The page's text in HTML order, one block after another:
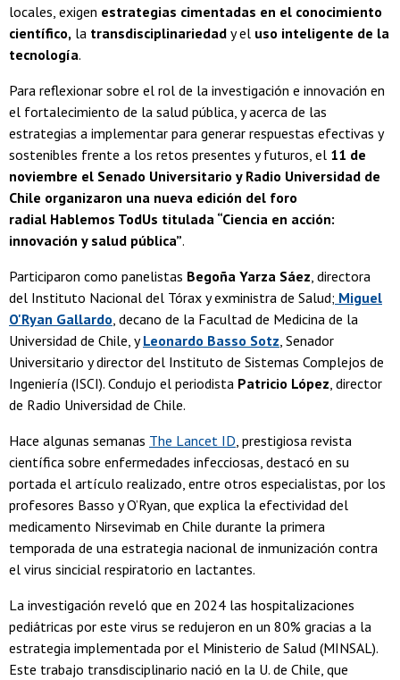
locales, exigen estrategias cimentadas en el conocimiento
científico, la transdisciplinariedad y el uso inteligente de la
tecnología.
Para reflexionar sobre el rol de la investigación e innovación en
el fortalecimiento de la salud pública, y acerca de las
estrategias a implementar para generar respuestas efectivas y
sostenibles frente a los retos presentes y futuros, el 11 de
noviembre el Senado Universitario y Radio Universidad de
Chile organizaron una nueva edición del foro
radial Hablemos TodUs titulada “Ciencia en acción:
innovación y salud pública”.
Participaron como panelistas Begoña Yarza Sáez , directora
del Instituto Nacional del Tórax y exministra de Salud; Miguel
O'Ryan Gallardo , decano de la Facultad de Medicina de la
Universidad de Chile, yLeonardo Basso Sotz , Senador
Universitario y director del Instituto de Sistemas Complejos de
Ingeniería (ISCI). Condujo el periodista Patricio López , director
de Radio Universidad de Chile.
Hace algunas semanas The Lancet ID , prestigiosa revista
científica sobre enfermedades infecciosas, destacó en su
portada el artículo realizado, entre otros especialistas, por los
profesores Basso y O’Ryan, que explica la efectividad del
medicamento Nirsevimab en Chile durante la primera
temporada de una estrategia nacional de inmunización contra
el virus sincicial respiratorio en lactantes.
La investigación reveló que en 2024 las hospitalizaciones
pediátricas por este virus se redujeron en un 80% gracias a la
estrategia implementada por el Ministerio de Salud (MINSAL).
Este trabajo transdisciplinario nació en la U. de Chile, que